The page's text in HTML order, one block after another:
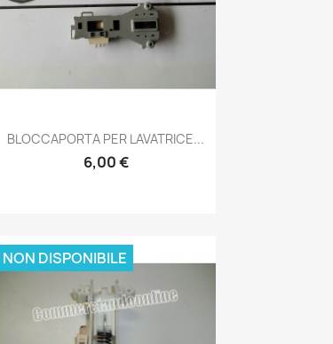
Anteprima
BLOCCAPORTA PER LAVATRICE...
6,00 €
NON DISPONIBILE